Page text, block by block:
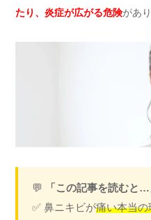
たり、炎症が広がる危険があ
💬
「この記事を読むと…
✅ 鼻ニキビが痛い本当の